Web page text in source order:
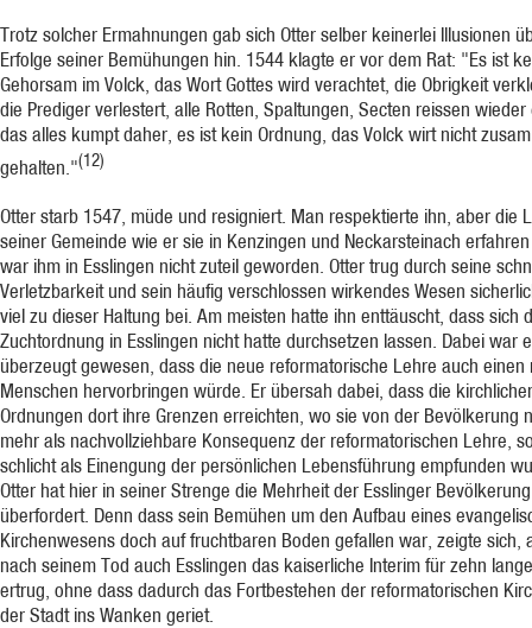
Trotz solcher Ermahnungen gab sich Otter selber keinerlei Illusionen
Erfolge seiner Bemühungen hin. 1544 klagte er vor dem Rat: "Es ist
Gehorsam im Volck, das Wort Gottes wird verachtet, die Obrigkeit
die Prediger verlestert, alle Rotten, Spaltungen, Secten reissen wieder
das alles kumpt daher, es ist kein Ordnung, das Volck wirt nicht
gehalten."(12)
Otter starb 1547, müde und resigniert. Man respektierte ihn, aber die
seiner Gemeinde wie er sie in Kenzingen und Neckarsteinach
war ihm in Esslingen nicht zuteil geworden. Otter trug durch seine
Verletzbarkeit und sein häufig verschlossen wirkendes Wesen
viel zu dieser Haltung bei. Am meisten hatte ihn enttäuscht, dass sich
Zuchtordnung in Esslingen nicht hatte durchsetzen lassen. Dabei war
überzeugt gewesen, dass die neue reformatorische Lehre auch einen
Menschen hervorbringen würde. Er übersah dabei, dass die
Ordnungen dort ihre Grenzen erreichten, wo sie von der Bevölkerung
mehr als nachvollziehbare Konsequenz der reformatorischen Lehre,
schlicht als Einengung der persönlichen Lebensführung empfunden
Otter hat hier in seiner Strenge die Mehrheit der Esslinger Bevölkerung
überfordert. Denn dass sein Bemühen um den Aufbau eines
Kirchenwesens doch auf fruchtbaren Boden gefallen war, zeigte sich,
nach seinem Tod auch Esslingen das kaiserliche Interim für zehn
ertrug, ohne dass dadurch das Fortbestehen der reformatorischen
der Stadt ins Wanken geriet.